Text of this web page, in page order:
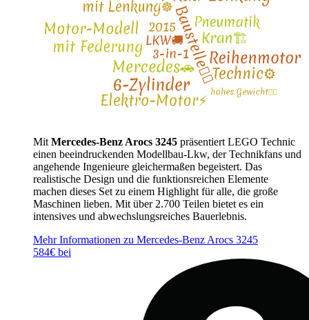
Mit Mercedes-Benz Arocs 3245 präsentiert LEGO Technic
einen beeindruckenden Modellbau-Lkw, der Technikfans und
angehende Ingenieure gleichermaßen begeistert. Das
realistische Design und die funktionsreichen Elemente
machen dieses Set zu einem Highlight für alle, die große
Maschinen lieben. Mit über 2.700 Teilen bietet es ein
intensives und abwechslungsreiches Bauerlebnis.
Mehr Informationen zu Mercedes-Benz Arocs 3245
584€ bei